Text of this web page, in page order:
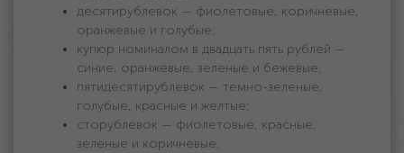
десятирублевок — фиолетовые, коричневые,
оранжевые и голубые;
купюр номиналом в двадцать пять рублей —
синие, оранжевые, зеленые и бежевые;
пятидесятирублевок — темно-зеленые,
голубые, красные и желтые;
сторублевок — фиолетовые, красные,
зеленые и коричневые;